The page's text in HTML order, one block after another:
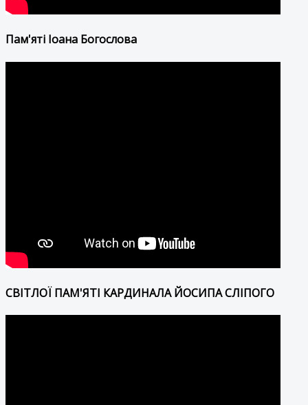
Пам'яті Іоана Богослова
СВІТЛОЇ ПАМ'ЯТІ КАРДИНАЛА ЙОСИПА СЛІПОГО